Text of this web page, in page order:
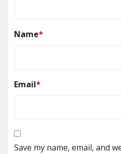
Name*
Email*
Save my name, email, and